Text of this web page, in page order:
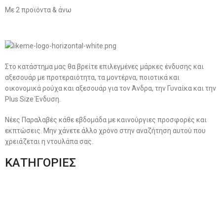
Με 2 προϊόντα & άνω
Στο κατάστημα μας θα βρείτε επιλεγμένες μάρκες ένδυσης και
αξεσουάρ με προτεραιότητα, τα μοντέρνα, ποιοτικά και
οικονομικά ρούχα και αξεσουάρ για τον Άνδρα, την Γυναίκα και την
Plus Size Ένδυση.
Νέες Παραλαβές κάθε εβδομάδα με καινούργιες προσφορές και
εκπτώσεις. Μην χάνετε άλλο χρόνο στην αναζήτηση αυτού που
χρειάζεται η ντουλάπα σας.
ΚΑΤΗΓΟΡΙΕΣ